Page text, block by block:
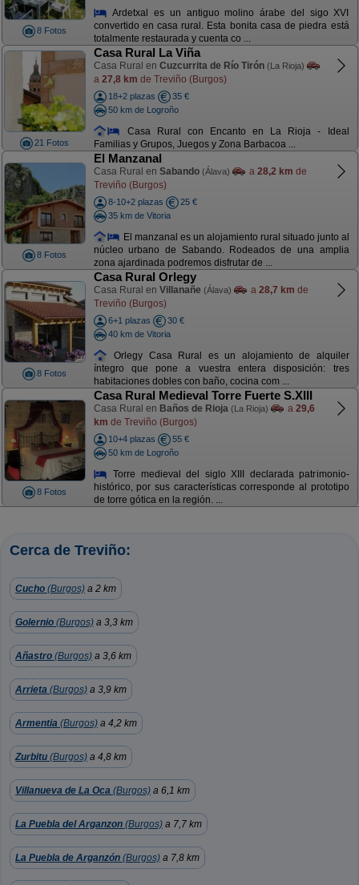
8 Fotos
Ardetxal es un antiguo molino árabe del sigo XVI
convertido en casa rural. Esta bonita casa de piedra está
totalmente restaurada y cuenta co ...
21 Fotos
Casa Rural La Viña
Casa Rural en Cuzcurrita de Río Tirón (La Rioja)
a 27,8 km de Treviño (Burgos)
18+2 plazas
35 €
50 km de Logroño
Casa Rural con Encanto en La Rioja - Ideal
Familias y Grupos, Juegos y Zona Barbacoa ...
8 Fotos
El Manzanal
Casa Rural en Sabando (Álava) a 28,2 km de
Treviño (Burgos)
8-10+2 plazas
25 €
35 km de Vitoria
El manzanal es un alojamiento rural situado junto al
núcleo urbano de Sabando. Rodeados de una amplia
zona ajardinada podremos disfrutar de ...
8 Fotos
Casa Rural Orlegy
Casa Rural en Villanañe (Álava) a 28,7 km de
Treviño (Burgos)
6+1 plazas
30 €
40 km de Vitoria
Orlegy Casa Rural es un alojamiento de alquiler
íntegro que pone a vuestra entera disposición: tres
habitaciones dobles con baño, cocina com ...
8 Fotos
Casa Rural Medieval Torre Fuerte S.XIII
Casa Rural en Baños de Rioja (La Rioja) a 29,6
km de Treviño (Burgos)
10+4 plazas
55 €
50 km de Logroño
Torre medieval del siglo XIII declarada patrimonio-
histórico, por sus características corresponde al prototipo
de torre gótica en la región. ...
Cerca de Treviño:
Cucho (Burgos) a 2 km
Golernio (Burgos) a 3,3 km
Añastro (Burgos) a 3,6 km
Arrieta (Burgos) a 3,9 km
Armentia (Burgos) a 4,2 km
Zurbitu (Burgos) a 4,8 km
Villanueva de La Oca (Burgos) a 6,1 km
La Puebla del Arganzon (Burgos) a 7,7 km
La Puebla de Arganzón (Burgos) a 7,8 km